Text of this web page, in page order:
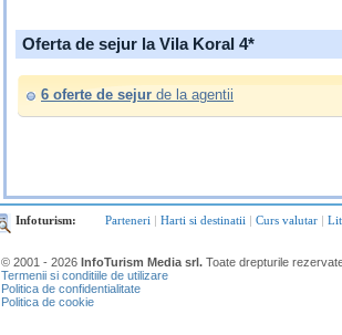
Oferta de sejur la Vila Koral 4*
6 oferte de sejur de la agentii
Infoturism: Parteneri | Harti si destinatii | Curs valutar |
© 2001 - 2026 InfoTurism Media srl. Toate drepturile
Termenii si conditiile de utilizare
Politica de confidentialitate
Politica de cookie